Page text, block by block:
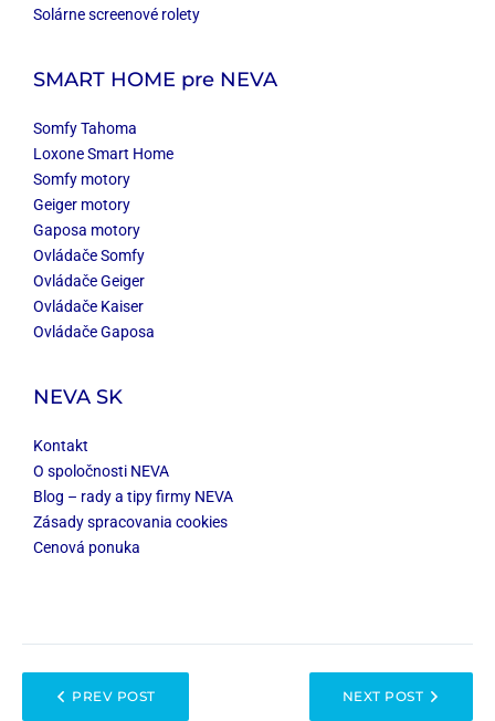
Solárne screenové rolety
SMART HOME pre NEVA
Somfy Tahoma
Loxone Smart Home
Somfy motory
Geiger motory
Gaposa motory
Ovládače Somfy
Ovládače Geiger
Ovládače Kaiser
Ovládače Gaposa
NEVA SK
Kontakt
O spoločnosti NEVA
Blog – rady a tipy firmy NEVA
Zásady spracovania cookies
Cenová ponuka
PREV POST NEXT POST